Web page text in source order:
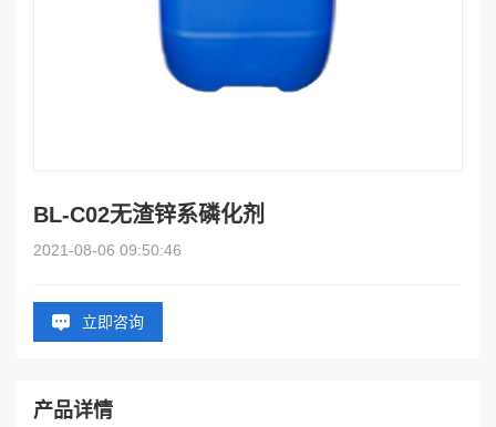
BL-C02无渣锌系磷化剂
2021-08-06 09:50:46
立即咨询
产品详情